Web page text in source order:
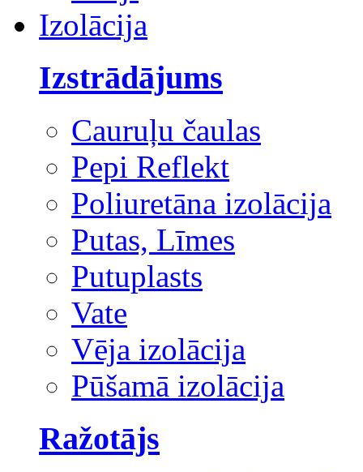
Izolācija
Izstrādājums
Cauruļu čaulas
Pepi Reflekt
Poliuretāna izolācija
Putas, Līmes
Putuplasts
Vate
Vēja izolācija
Pūšamā izolācija
Ražotājs